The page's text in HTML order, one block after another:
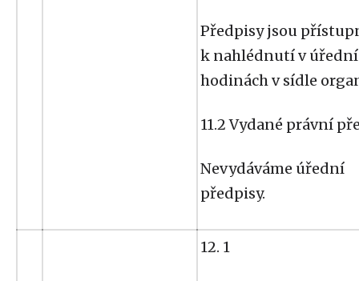
Předpisy jsou
k nahlédnutí v
hodinách v sídle
11.2 Vydané právní
Nevydáváme úřední
předpisy.
12. 1